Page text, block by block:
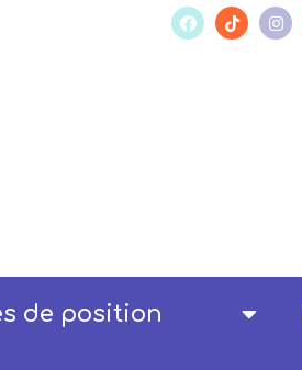
de position